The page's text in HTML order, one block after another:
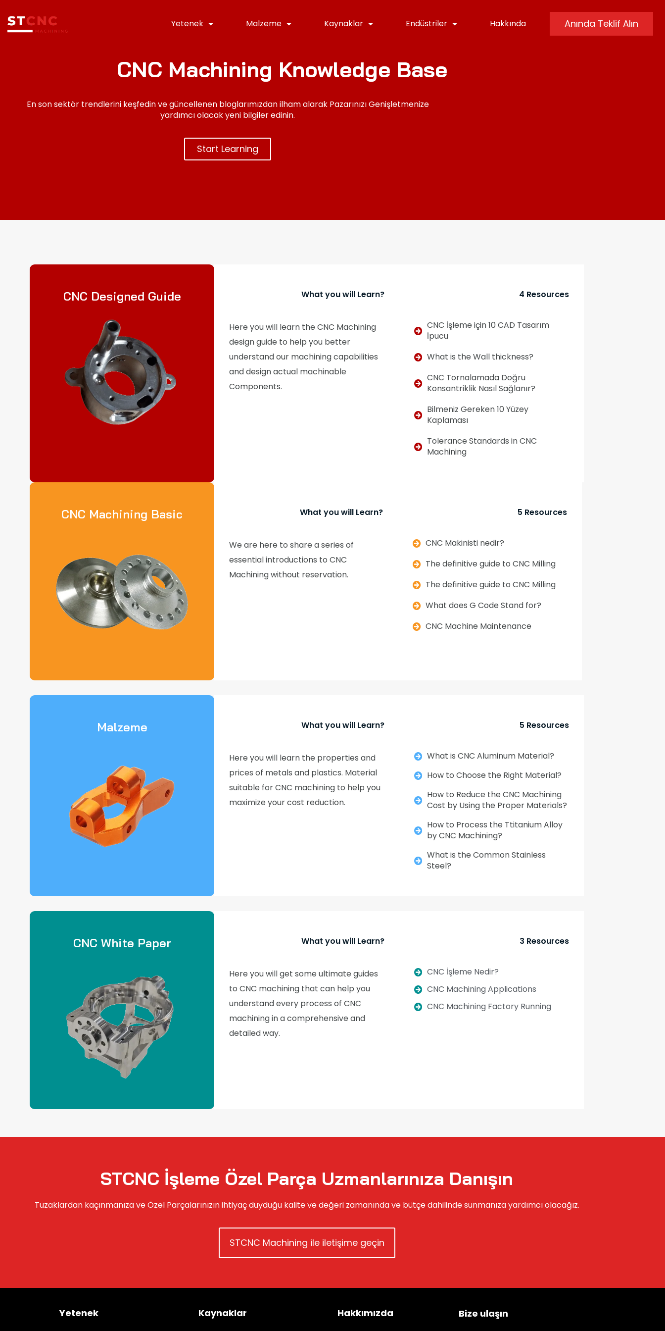
Yetenek Malzeme Kaynaklar Endüstriler Hakkında Anında Teklif Alın
CNC Machining Knowledge Base
En son sektör trendlerini keşfedin ve güncellenen bloglarımızdan ilham alarak Pazarınızı Genişletmenize
yardımcı olacak yeni bilgiler edinin.
Start Learning
CNC Designed Guide What you will Learn?
Here you will learn the CNC Machining
design guide to help you better
understand our machining capabilities
and design actual machinable
Components.
4 Resources
CNC İşleme için 10 CAD Tasarım
İpucu
What is the Wall thickness?
CNC Tornalamada Doğru
Konsantriklik Nasıl Sağlanır?
Bilmeniz Gereken 10 Yüzey
Kaplaması
Tolerance Standards in CNC
Machining
CNC Machining Basic What you will Learn?
We are here to share a series of
essential introductions to CNC
Machining without reservation.
5 Resources
CNC Makinisti nedir?
The definitive guide to CNC Milling
The definitive guide to CNC Milling
What does G Code Stand for?
CNC Machine Maintenance
Malzeme What you will Learn?
Here you will learn the properties and
prices of metals and plastics. Material
suitable for CNC machining to help you
maximize your cost reduction.
5 Resources
What is CNC Aluminum Material?
How to Choose the Right Material?
How to Reduce the CNC Machining
Cost by Using the Proper Materials?
How to Process the Ttitanium Alloy
by CNC Machining?
What is the Common Stainless
Steel?
CNC White Paper What you will Learn?
Here you will get some ultimate guides
to CNC machining that can help you
understand every process of CNC
machining in a comprehensive and
detailed way.
3 Resources
CNC İşleme Nedir?
CNC Machining Applications
CNC Machining Factory Running
STCNC İşleme Özel Parça Uzmanlarınıza Danışın
Tuzaklardan kaçınmanıza ve Özel Parçalarınızın ihtiyaç duyduğu kalite ve değeri zamanında ve bütçe dahilinde sunmanıza yardımcı olacağız.
STCNC Machining ile iletişime geçin
Yetenek Kaynaklar Hakkımızda Bize ulaşın